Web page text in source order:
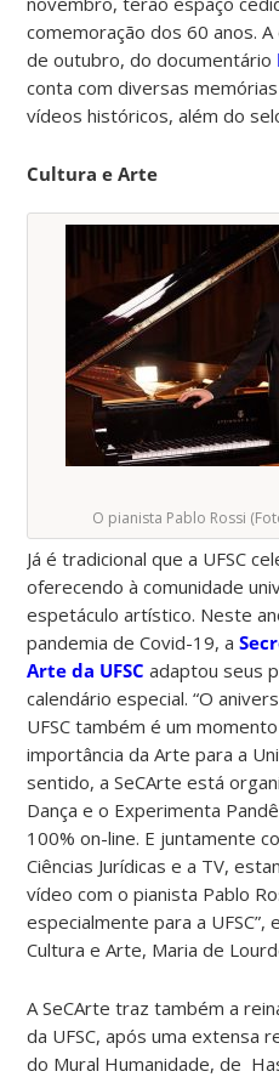
comemoração dos 60 anos.
de outubro, do documentário
conta com diversas
vídeos históricos, além do
Cultura e Arte
O pianista Pablo Rossi
Já é tradicional que a UFSC
oferecendo à comunidade
espetáculo artístico. Neste
pandemia de Covid-19, a
Arte da UFSC adaptou seus
calendário especial. “O
UFSC também é um
importância da Arte para a
sentido, a SeCArte está
Dança e o Experimenta
100% on-line. E juntamente
Ciências Jurídicas e a TV,
vídeo com o pianista Pablo
especialmente para a UFSC”,
Cultura e Arte, Maria de
A SeCArte traz também a
da UFSC, após uma extensa
do Mural Humanidade, de